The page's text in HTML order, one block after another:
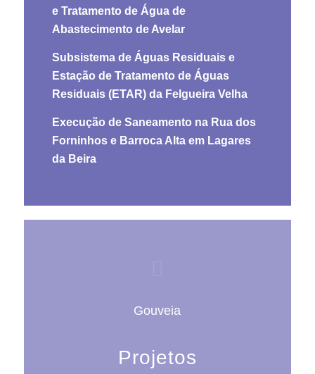
e Tratamento de Água de
Abastecimento de Avelar
Subsistema de Águas Residuais e
Estação de Tratamento de Águas
Residuais (ETAR) da Felgueira Velha
Execução de Saneamento na Rua dos
Forninhos e Barroca Alta em Lagares
da Beira
Gouveia
Projetos